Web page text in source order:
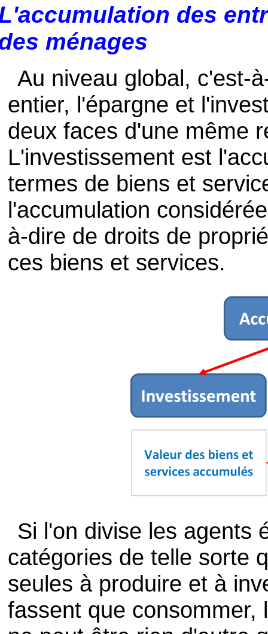
des
ménages
Au niveau global, c'est-
entier, l'épargne et
deux faces d'une même
L'investissement est
termes de biens et
l'accumulation
à-dire de droits de
ces biens et services.
Si l'on divise les agents
catégories de telle sorte
seules à produire et à
fassent que consommer,